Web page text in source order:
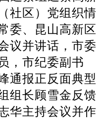
社区）党组织情
委、昆山高新区
议并讲话，市委
，市纪委副书
通报正反面典型
组长顾雪金反馈
华主持会议并作